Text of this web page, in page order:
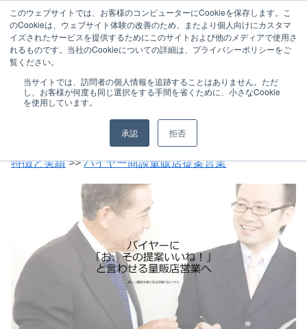
このウェブサイトでは、お客様のコンピューターにCookieを保存します。こ
のCookieは、ウェブサイト体験の改善のため、またより個人向けにカスタマ
イズされたサービスを提供するためにこのサイトおよび他のメディアで使用さ
れるものです。当社のCookieについての詳細は、プライバシーポリシーをご
覧ください。
当サイトでは、訪問者の個人情報を追跡することはありません。ただ
し、お客様が何度も同じ選択をする手間を省くために、小さなCookie
を使用しています。
承認 拒否
特徴と実績
お客様の声（マーケティング） 最新事例
カスタマーハラスメントに対する基
特徴と実績>>バイヤー商談量販店提案営業